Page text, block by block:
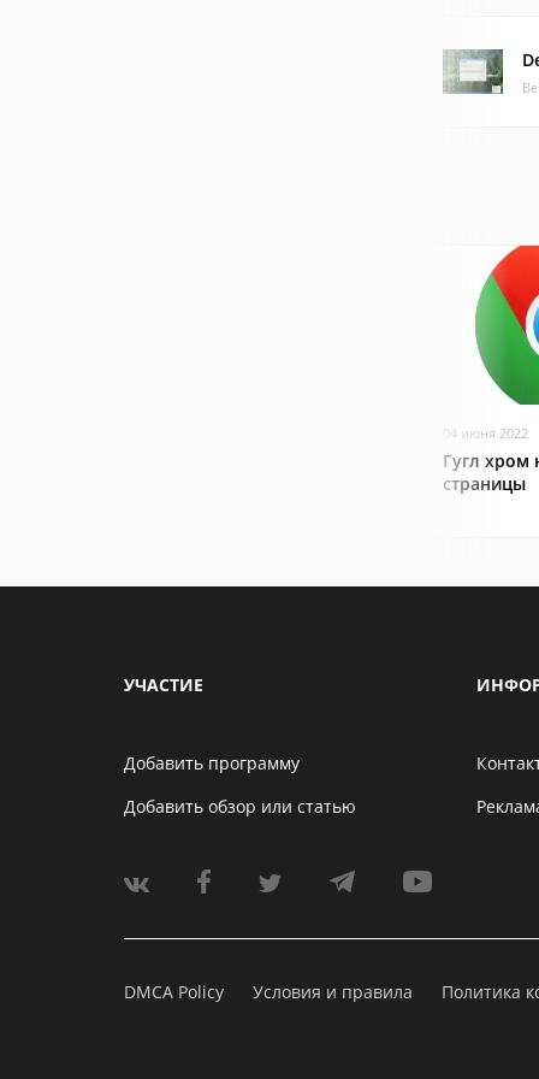
04 июня 2022
Гугл хром
страницы
УЧАСТИЕ
Добавить программу
Добавить обзор или статью
DMCA Policy Условия и правила Политика